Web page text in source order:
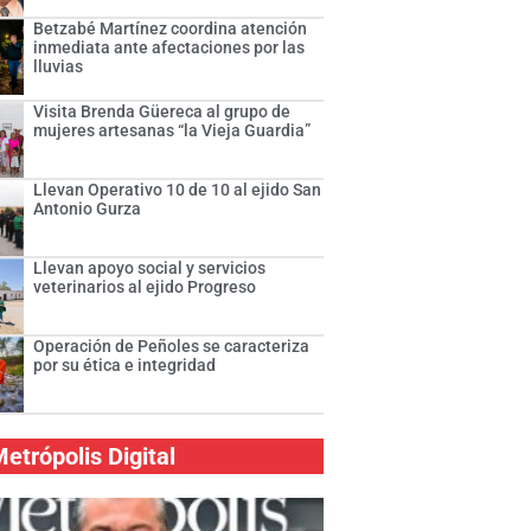
Betzabé Martínez coordina atención
inmediata ante afectaciones por las
lluvias
Visita Brenda Güereca al grupo de
mujeres artesanas “la Vieja Guardia”
Llevan Operativo 10 de 10 al ejido San
Antonio Gurza
Llevan apoyo social y servicios
veterinarios al ejido Progreso
Operación de Peñoles se caracteriza
por su ética e integridad
Digital